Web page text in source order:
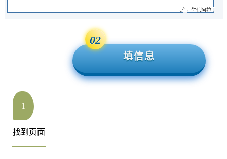
02
填信息
1
找到页面